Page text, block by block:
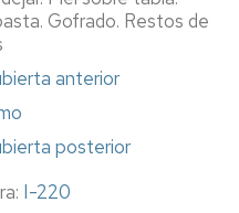
Gofrado. Restos de
anterior
posterior
I-220